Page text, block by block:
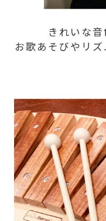
きれいな音
お歌あそびやリ